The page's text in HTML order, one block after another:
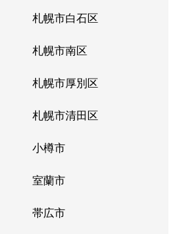
札幌市白石区
札幌市南区
札幌市厚別区
札幌市清田区
小樽市
室蘭市
帯広市